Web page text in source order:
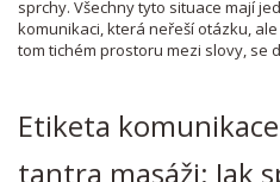
sprchy. Všechny tyto situace mají
komunikaci, která neřeší otázku,
tom tichém prostoru mezi slovy, se
Etiketa
tantra masáži: Jak